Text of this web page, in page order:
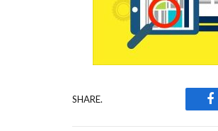
SHARE.